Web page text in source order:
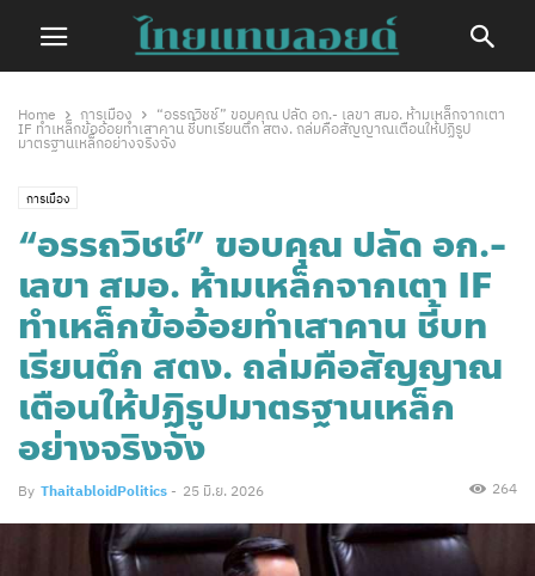
Home การเมือง
“อรรถวิชช์” ขอบคุณ ปลัด อก.- เลขา สมอ. ห้ามเหล็กจากเตา
IF ทำเหล็กข้ออ้อยทำเสาคาน ชี้บทเรียนตึก สตง. ถล่มคือสัญญาณเตือนให้ปฏิรูป
มาตรฐานเหล็กอย่างจริงจัง
การเมือง
“อรรถวิชช์” ขอบคุณ ปลัด อก.-
เลขา สมอ. ห้ามเหล็กจากเตา IF
ทำเหล็กข้ออ้อยทำเสาคาน ชี้บท
เรียนตึก สตง. ถล่มคือสัญญาณ
เตือนให้ปฏิรูปมาตรฐานเหล็ก
อย่างจริงจัง
By ThaitabloidPolitics - 25 มิ.ย. 2026 264